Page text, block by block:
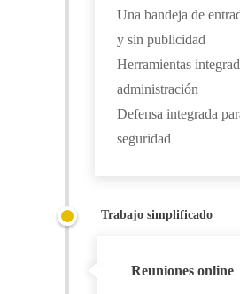
Una bandeja de
y sin publicidad
Herramientas
administración
Defensa integrada
seguridad
Reuniones online
Trabajo simplificado